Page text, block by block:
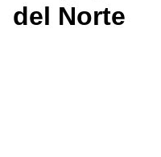
del Norte